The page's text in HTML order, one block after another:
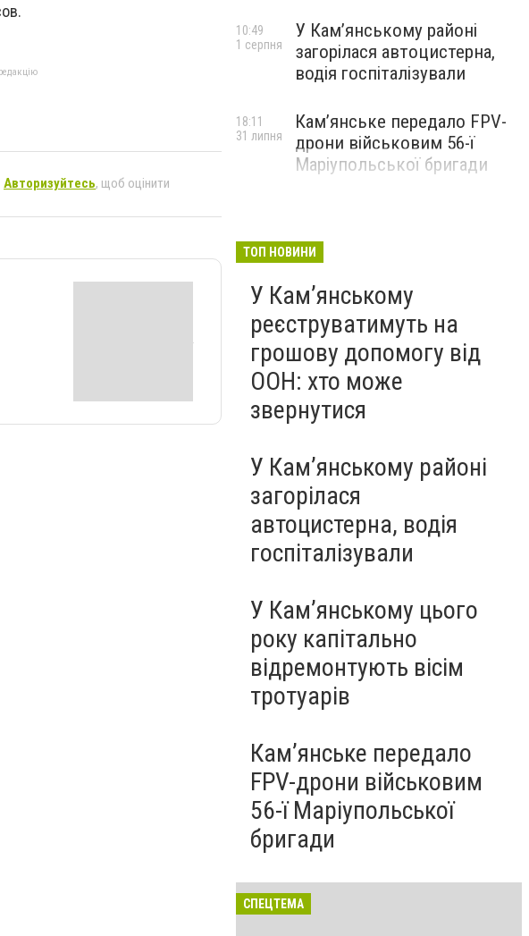
Авторизуйтесь, щоб оцінити
У Кам’янському районі
загорілася автоцистерна,
водія госпіталізували
10:49
1 серпня
Кам’янське передало FPV-
дрони військовим 56-ї
Маріупольської бригади
18:11
31 липня
ТОП НОВИНИ
У Кам’янському
реєструватимуть на
грошову допомогу від
ООН: хто може
звернутися
У Кам’янському районі
загорілася
автоцистерна, водія
госпіталізували
У Кам’янському цього
року капітально
відремонтують вісім
тротуарів
Кам’янське передало
FPV-дрони військовим
56-ї Маріупольської
бригади
СПЕЦТЕМА